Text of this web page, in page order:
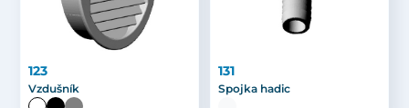
123
Vzdušník
131
Spojka hadic